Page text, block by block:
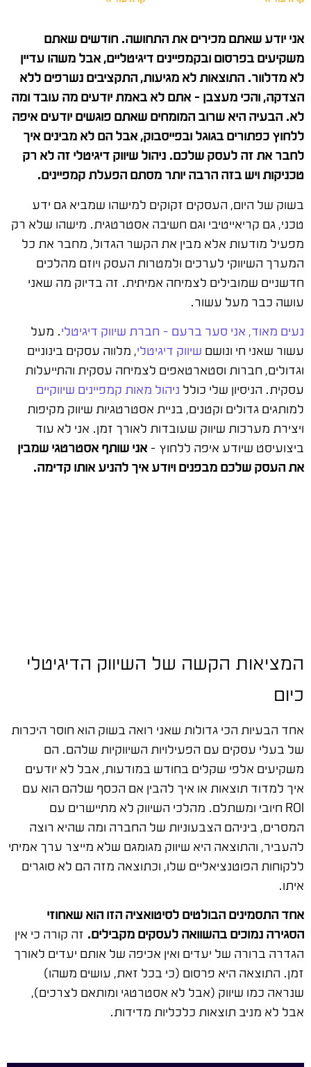
אני יודע שאתם מכירים את התחושה. חודשים שאתם
משקיעים בפרסום ובקמפיינים דיגיטליים, אבל משהו עדיין
לא מדלוור. התוצאות לא מגיעות, התקציבים נשרפים ללא
הצדקה, והכי מעצבן – אתם לא באמת יודעים מה עובד ומה
לא. הבעיה היא שרוב המומחים שאתם פוגשים יודעים איפה
ללחוץ כפתורים בגוגל ובפייסבוק, אבל הם לא מבינים איך
לחבר את זה לעסק שלכם. ניהול שיווק דיגיטלי זה לא רק
טכניקות ויש בזה הרבה יותר מסתם הפעלת קמפיינים.
בשוק של היום, העסקים זקוקים למישהו שמביא גם ידע
טכני, גם קריאייטיבי וגם חשיבה אסטרטגית. מישהו שלא רק
מפעיל מודעות אלא מבין את הקשר הגדול, מחבר את כל
המערך השיווקי לערכים ולמטרות העסק ויוזם מהלכים
חדשניים שמובילים לצמיחה אמיתית. זה בדיוק מה שאני
עושה כבר מעל עשור.
נעים מאוד, אני סער ברעם – חברת שיווק דיגיטלי. מעל
עשור שאני חי ונושם שיווק דיגיטלי, מלווה עסקים בינוניים
וגדולים, חברות וסטארטאפים לצמיחה עסקית והתייעלות
עסקית. הניסיון שלי כולל ניהול מאות קמפיינים שיווקיים
למותגים גדולים וקטנים, בניית אסטרטגיות שיווק מקיפות
ויצירת מערכות שיווק שעובדות לאורך זמן. אני לא עוד
ביצועיסט שיודע איפה ללחוץ –אני שותף אסטרטגי שמבין
את העסק שלכם מבפנים ויודע איך להניע אותו קדימה.
המציאות הקשה של השיווק הדיגיטלי
כיום
אחד הבעיות הכי גדולות שאני רואה בשוק הוא חוסר היכרות
של בעלי עסקים עם הפעילויות השיווקיות שלהם. הם
משקיעים אלפי שקלים בחודש במודעות, אבל לא יודעים
איך למדוד תוצאות או איך להבין אם הכסף שלהם הוא עם
ROI חיובי ומשתלם. מהלכי השיווק לא מתיישרים עם
המסרים, ביניהם הצבעוניות של החברה ומה שהיא רוצה
להעביר, והתוצאה היא שיווק מגומגם שלא מייצר ערך אמיתי
ללקוחות הפוטנציאליים שלו, וכתוצאה מזה הם לא סוגרים
איתו.
אחד התסמינים הבולטים לסיטואציה הזו הוא שאחוזי
הסגירה נמוכים בהשוואה לעסקים מקבילים. זה קורה כי אין
הגדרה ברורה של יעדים ואין אכיפה של אותם יעדים לאורך
זמן. התוצאה היא פרסום (כי בכל זאת, עושים משהו)
שנראה כמו שיווק (אבל לא אסטרטגי ומותאם לצרכים),
אבל לא מניב תוצאות כלכליות מדידות.